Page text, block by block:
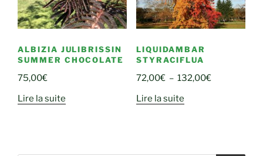
ALBIZIA JULIBRISSIN
SUMMER CHOCOLATE
75,00€
Lire la suite
LIQUIDAMBAR
STYRACIFLUA
72,00€ – 132,00€Plage
Lire la suite